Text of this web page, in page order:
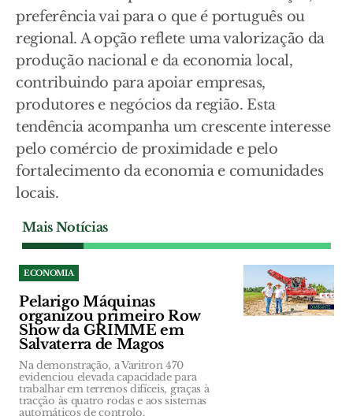
preferência vai para o que é português ou
regional. A opção reflete uma valorização da
produção nacional e da economia local,
contribuindo para apoiar empresas,
produtores e negócios da região. Esta
tendência acompanha um crescente interesse
pelo comércio de proximidade e pelo
fortalecimento da economia e comunidades
locais.
Mais Notícias
ECONOMIA
Pelarigo Máquinas
organizou primeiro Row
Show da GRIMME em
Salvaterra de Magos
Na demonstração, a Varitron 470
evidenciou elevada capacidade para
trabalhar em terrenos difíceis, graças à
tracção às quatro rodas e aos sistemas
automáticos de controlo.